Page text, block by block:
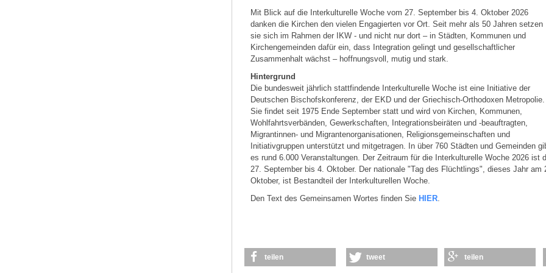
Mit Blick auf die Interkulturelle Woche vom 27. September bis 4. Oktober 2026
danken die Kirchen den vielen Engagierten vor Ort. Seit mehr als 50 Jahren setzen
sie sich im Rahmen der IKW - und nicht nur dort – in Städten, Kommunen und
Kirchengemeinden dafür ein, dass Integration gelingt und gesellschaftlicher
Zusammenhalt wächst – hoffnungsvoll, mutig und stark.
Hintergrund
Die bundesweit jährlich stattfindende Interkulturelle Woche ist eine Initiative der
Deutschen Bischofskonferenz, der EKD und der Griechisch-Orthodoxen Metropolie.
Sie findet seit 1975 Ende September statt und wird von Kirchen, Kommunen,
Wohlfahrtsverbänden, Gewerkschaften, Integrationsbeiräten und -beauftragten,
Migrantinnen- und Migrantenorganisationen, Religionsgemeinschaften und
Initiativgruppen unterstützt und mitgetragen. In über 760 Städten und Gemeinden
es rund 6.000 Veranstaltungen. Der Zeitraum für die Interkulturelle Woche 2026 ist
27. September bis 4. Oktober. Der nationale "Tag des Flüchtlings", dieses Jahr am
Oktober, ist Bestandteil der Interkulturellen Woche.
Den Text des Gemeinsamen Wortes finden Sie HIER.
teilen tweet teilen